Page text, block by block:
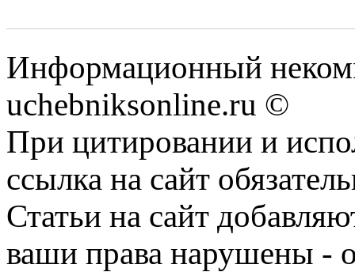
Информационный
uchebniksonline.ru ©
При цитировании и
ссылка на сайт
Статьи на сайт
ваши права нарушены -